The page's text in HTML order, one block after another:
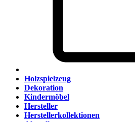
Holzspielzeug
Dekoration
Kindermöbel
Hersteller
Herstellerkollektionen